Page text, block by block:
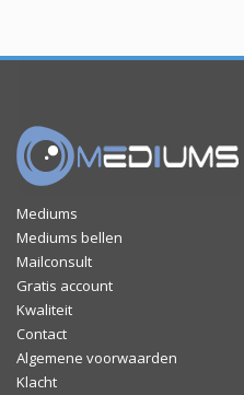
Mediums
Mediums bellen
Mailconsult
Gratis account
Kwaliteit
Contact
Algemene voorwaarden
Klacht